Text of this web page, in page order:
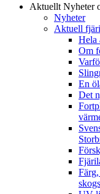
Aktuellt Nyheter
Nyheter
Aktuell
Hela
Om
En
Det